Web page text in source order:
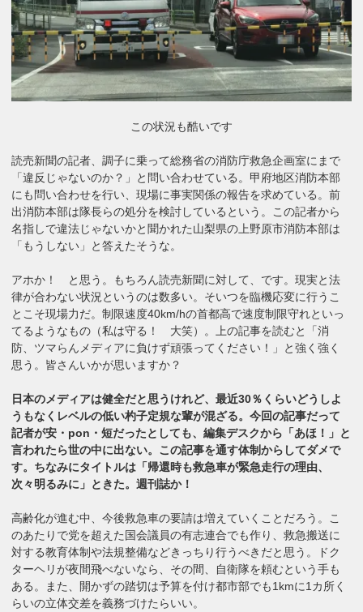
この状況も酷いです
読売新聞の記者、調子に乗って総務省の消防庁救急企画室にまで
「違反じゃないのか？」と問い合わせている。甲府地区消防本部
にも問い合わせを行い、現場に事実関係の報告を求めている。前
出消防本部は隊長らの処分を検討しているという。この記者から
名指しで違法じゃないかと聞かれた山梨県の上野原市消防本部は
「もうしない」と答えたそうな。
アホか！ と思う。もちろん読売新聞に対して、です。現実と法
律が合わない状況というのは数多い。そいつを臨機応変に行うこ
とこそ現場力だ。制限速度40km/hの首都高で速度制限守れといっ
てるようなもの（私は守る！ 大笑）。上の記事を読むと「消
防、ツマらんメディアに負けず頑張ってください！」と強く強く
思う。皆さんいかが思いますか？
日本のメディアは健全だと思うけれど、最近30％くらいどうしよ
うもなくレベルの低い杓子定規な輩が混ざる。今回の記事だって
記者が安・pon・短だったとしても、編集デスクから「あほ！」と
言われたら世の中に出ない。この記事を通す体制からしてダメで
す。ちなみにタイトルは「帰還時も救急車が緊急走行の理由、
次々明るみに」ときた。週刊誌か！
高齢化が進む中、今後救急車の要請は増えていくことだろう。こ
のあたりで党を超えた国会議員の有志連合でも作り、救急搬送に
対する教育体制や法規整備などきっちり行うべきだと思う。ドク
ターヘリが夜間飛べないなら、その間、自衛隊を頼むという手も
ある。また、開かずの踏切は予算を付け都市部でも1kmに1カ所く
らいの立体交差を義務づけたらいい。